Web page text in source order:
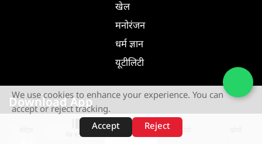
वेब स्टोरीज़
खेल
मनोरंजन
धर्म ज्ञान
यूटीलिटी
Download App
GET IT ON
We use cookies to enhance your experience. You can
accept or reject tracking.
Accept
Reject